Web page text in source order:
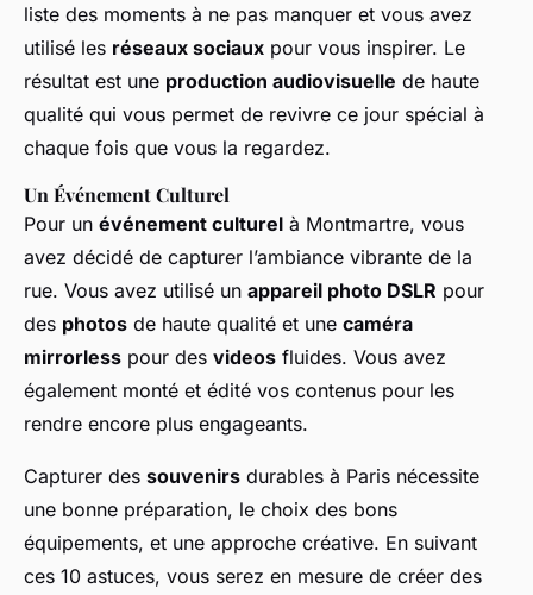
liste des moments à ne pas manquer et vous avez
utilisé les réseaux sociaux pour vous inspirer. Le
résultat est une production audiovisuelle de haute
qualité qui vous permet de revivre ce jour spécial à
chaque fois que vous la regardez.
Un Événement Culturel
Pour un événement culturel à Montmartre, vous
avez décidé de capturer l’ambiance vibrante de la
rue. Vous avez utilisé un appareil photo DSLR pour
des photos de haute qualité et une caméra
mirrorless pour des videos fluides. Vous avez
également monté et édité vos contenus pour les
rendre encore plus engageants.
Capturer des souvenirs durables à Paris nécessite
une bonne préparation, le choix des bons
équipements, et une approche créative. En suivant
ces 10 astuces, vous serez en mesure de créer des